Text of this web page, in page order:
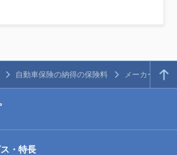
自動車保険の納得の保険料 メーカー・人
・特長